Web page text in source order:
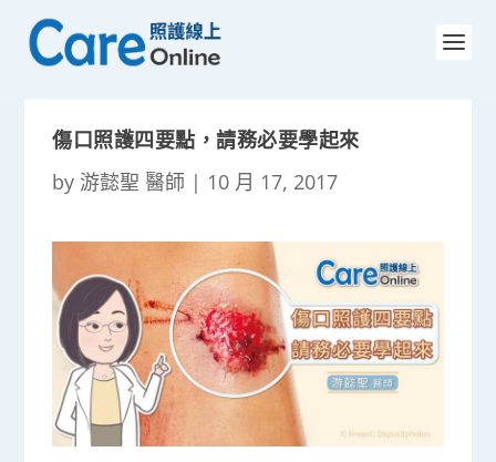
傷口照護四要點，請務必要學起來
by 游懿聖 醫師 | 10 月 17, 2017